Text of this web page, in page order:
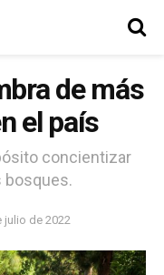
de más
el país
concientizar
bosques.
julio de 2022